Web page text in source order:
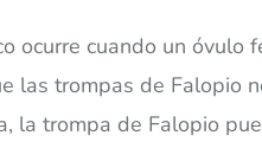
ocurre cuando un
las trompas de Falopio
la trompa de Falopio